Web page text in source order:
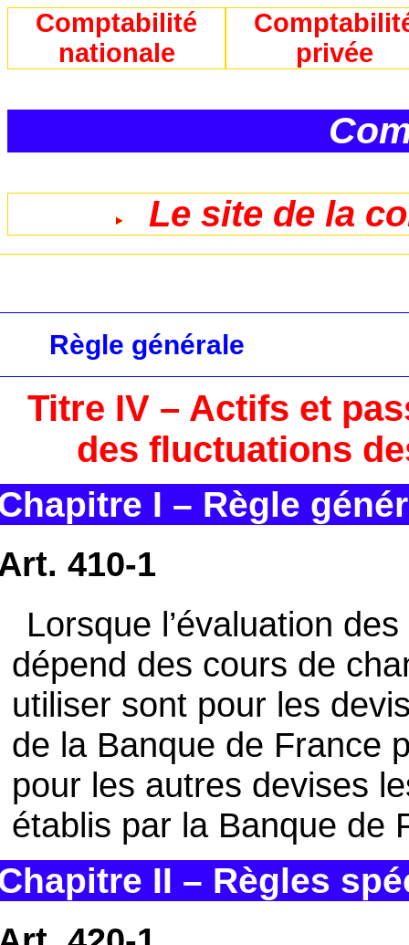
Comptabilité
nationale
privée
Le site de la
Règle générale
Titre IV – Actifs et
des fluctuations
I – Règle
410-1
Lorsque l’évaluation
dépend des cours de
utiliser sont pour les
de la Banque de France
pour les autres devises
établis par la Banque de
II – Règles